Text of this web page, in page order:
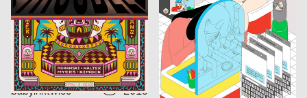
PANK CH
2019
Jazz Festival Willisau 2019
SUPERO CH
2019
La Plage des Six Pompes 2019
Dienstleistungsplattform Institut Visuelle Kommunikation, Hoang Nguyen CH
2019
Future Sense
Rob&Rose, Christian Spirig CH
2019
Werkstatt Alpen
babyinktwice CH
2019
Lars Lenhardt Serigrafie & Siebdruck D
2019